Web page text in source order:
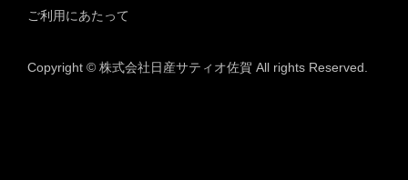
ご利用にあたって
Copyright © 株式会社日産サティオ佐賀 All rights Reserved.